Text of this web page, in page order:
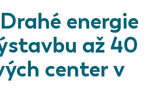
energie
až 40
center v